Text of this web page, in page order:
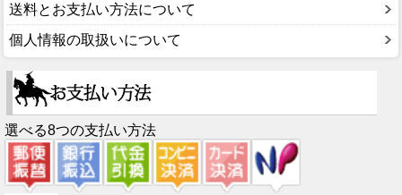
送料とお支払い方法について
個人情報の取扱いについて
選べる8つの支払い方法